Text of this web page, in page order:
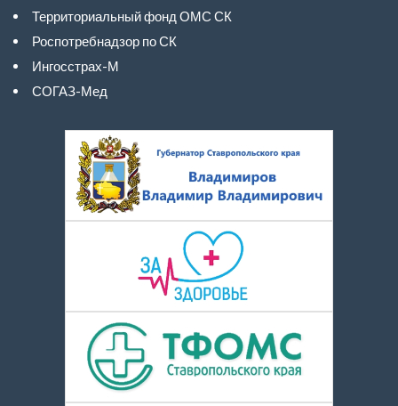
Территориальный фонд ОМС СК
Роспотребнадзор по СК
Ингосстрах-М
СОГАЗ-Мед